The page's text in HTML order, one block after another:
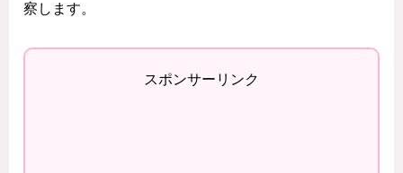
察します。
スポンサーリンク